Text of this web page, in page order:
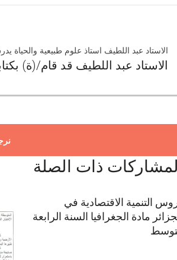
الاستاد عبد اللطيف استاذ علوم طبيعية
الاستاد عبد اللطيف قد قام/(ة) بكتابة 24,163
ذات الصلة
التنمية الاقتصادية في
مادة الجغرافيا السنة الرابعة